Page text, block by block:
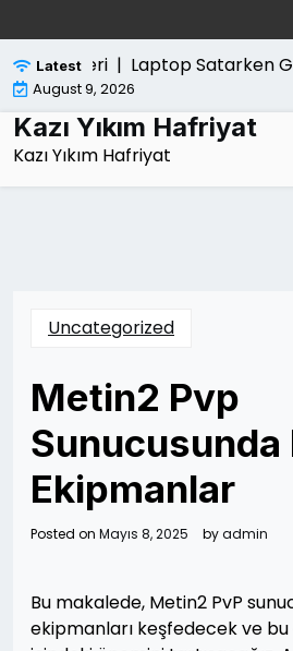
to
content
Latest
Ozellikleri | Laptop Satarken
August 9, 2026
Kazı Yıkım Hafriyat
Kazı Yıkım Hafriyat
Uncategorized
Metin2 Pvp
Sunucusunda
Ekipmanlar
Posted on Mayıs 8, 2025 byadmin
Bu makalede, Metin2 PvP
ekipmanları keşfedecek ve